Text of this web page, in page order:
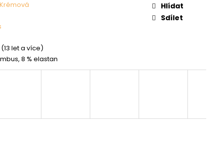
Krémová
let a více)
8 % elastan
Hlídat
Sdílet